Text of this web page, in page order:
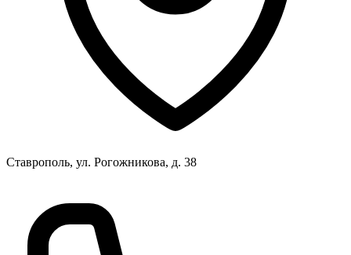
Ставрополь, ул. Рогожникова, д. 38